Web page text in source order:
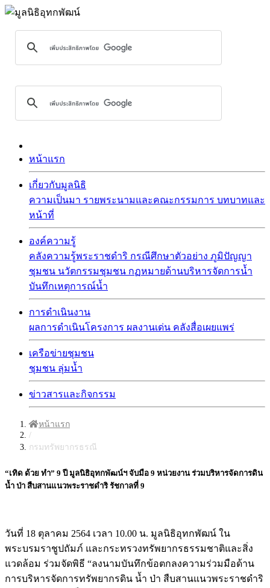
หน้าแรก
เกี่ยวกับมูลนิธิ
ความเป็นมา รายพระนามและคณะกรรมการ บทบาทและ
หน้าที่
องค์ความรู้
คลังความรู้พระราชดำริ กรณีศึกษาตัวอย่าง ภูมิปัญญา
ชุมชน นวัตกรรมชุมชน กฏหมายด้านบริหารจัดการน้ำ
บันทึกเหตุการณ์น้ำ
การดำเนินงาน
ผลการดำเนินโครงการ ผลงานเด่น คลังสื่อเผยแพร่
เครือข่ายชุมชน
ชุมชน ลุ่มน้ำ
ข่าวสารและกิจกรรม
หน้าแรก
/
กรมทรัพยากรธรณี
“เทิด ด้วย ทำ” 9 ปี มูลนิธิอุทกพัฒน์ฯ จับมือ 9 หน่วยงาน ร่วมบริหารจัดการดิน
น้ำ ป่า สืบสานแนวพระราชดำริ รัชกาลที่ 9
วันที่ 18 ตุลาคม 2564 เวลา 10.00 น. มูลนิธิอุทกพัฒน์ ใน
พระบรมราชูปถัมภ์ และกระทรวงทรัพยากรธรรมชาติและสิ่ง
แวดล้อม ร่วมจัดพิธี “ลงนามบันทึกข้อตกลงความร่วมมือด้าน
การบริหารจัดการทรัพยากรดิน น้ำ ป่า สืบสานแนวพระราชดำริ